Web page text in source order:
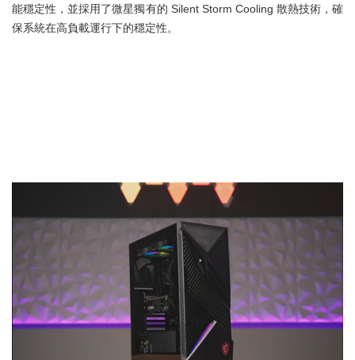
能穩定性，並採用了微星獨有的 Silent Storm Cooling 散熱技術，確
保系統在高負載運行下的穩定性。